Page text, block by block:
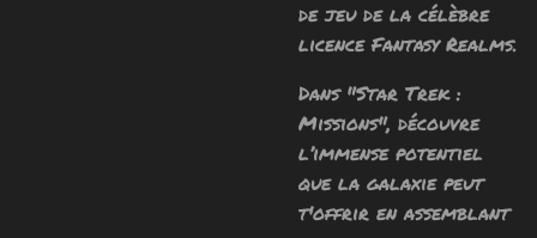
de jeu de la célèbre
licence Fantasy Realms.
Dans"Star Trek :
Missions", découvre
l’immense potentiel
que la galaxie peut
t'offrir en assemblant